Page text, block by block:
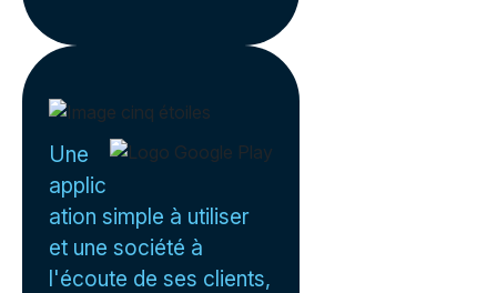
Une
applic
ation simple à utiliser
et une société à
l'écoute de ses clients,